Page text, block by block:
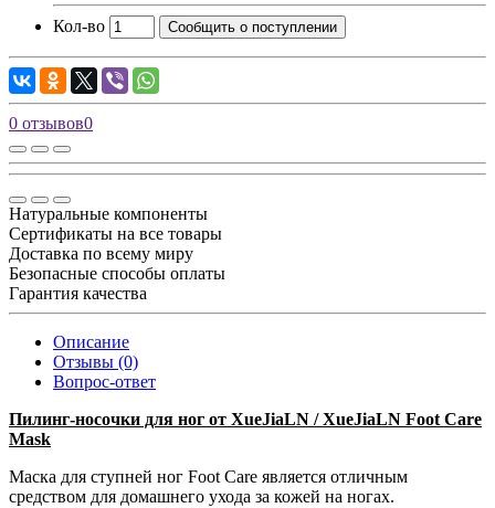
Кол-во Сообщить о поступлении
0 отзывов0
Натуральные компоненты
Сертификаты на все товары
Доставка по всему миру
Безопасные способы оплаты
Гарантия качества
Описание
Отзывы (0)
Вопрос-ответ
Пилинг-носочки для ног от XueJiaLN / XueJiaLN Foot Care
Mask
Маска для ступней ног Foot Care является отличным
средством для домашнего ухода за кожей на ногах.